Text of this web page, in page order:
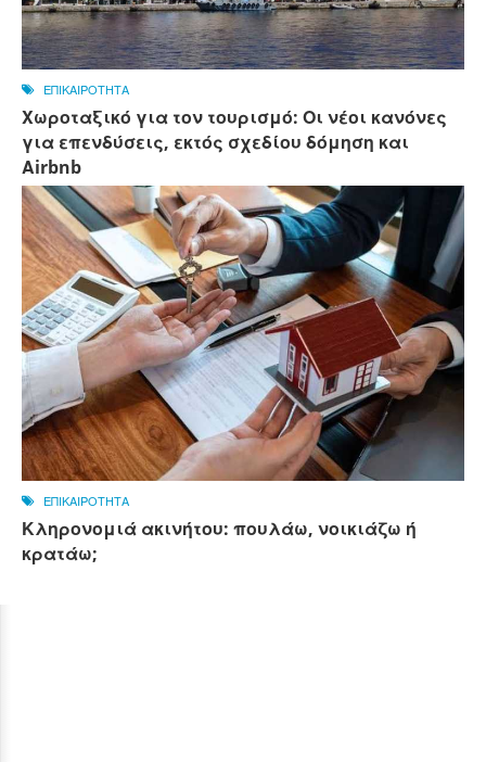
ΕΠΙΚΑΙΡΟΤΗΤΑ
Χωροταξικό για τον τουρισμό: Οι νέοι κανόνες
για επενδύσεις, εκτός σχεδίου δόμηση και
Αirbnb
ΕΠΙΚΑΙΡΟΤΗΤΑ
Κληρονομιά ακινήτου: πουλάω, νοικιάζω ή
κρατάω;